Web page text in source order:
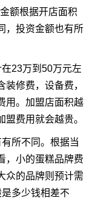
额根据开店面积
，投资金额也有所
23万到50万元左
修费，设备费，
用。加盟店面积越
费用就会越贵。
所不同。根据当
，小的蛋糕品牌费
众的品牌则预计需
多少钱相差不